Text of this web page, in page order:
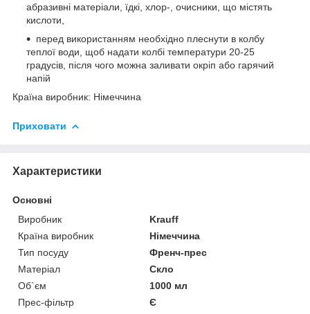
абразивні матеріали, їдкі, хлор-, очисники, що містять
кислоти,
перед використанням необхідно плеснути в колбу
теплої води, щоб надати колбі температури 20-25
градусів, після чого можна заливати окріп або гарячий
напій
Країна виробник: Німеччина
Приховати
Характеристики
Основні
Виробник
Krauff
Країна виробник
Німеччина
Тип посуду
Френч-прес
Матеріал
Скло
Об`єм
1000 мл
Прес-фільтр
Є